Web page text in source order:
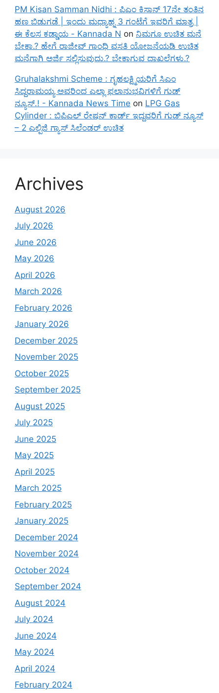
PM Kisan Samman Nidhi : ಪಿಎಂ ಕಿಸಾನ್ 17ನೇ ತಂತಿನ
ಹಣ ಬಿಡುಗಡೆ | ಇಂದು ಮಧ್ಯಾಹ್ನ 3 ಗಂಟೆಗೆ ಇವರಿಗೆ ಮಾತ್ರ |
ಈ ಕೆಲಸ ಕಡ್ಡಾಯ - Kannada N on ನಿಮಗೂ ಉಚಿತ ಮನೆ
ಬೇಕಾ.? ಹೇಗೆ ರಾಜೀವ್ ಗಾಂಧಿ ವಸತಿ ಯೋಜನೆಯಡಿ ಉಚಿತ
ಮನೆಗಾಗಿ ಅರ್ಜಿ ಸಲ್ಲಿಸುವುದು.? ಬೇಕಾಗುವ ದಾಖಲೆಗಳು.?
Gruhalakshmi Scheme : ಗೃಹಲಕ್ಷ್ಮಿಯರಿಗೆ ಸಿಎಂ
ಸಿದ್ದರಾಮಯ್ಯ ಅವರಿಂದ ಎಲ್ಲಾ ಫಲಾನುಭವಿಗಳಿಗೆ ಗುಡ್
ನ್ಯೂಸ್.! - Kannada News Time on LPG Gas
Cylinder : ಬಿಪಿಎಲ್ ರೇಷನ್ ಕಾರ್ಡ್ ಇದ್ದವರಿಗೆ ಗುಡ್ ನ್ಯೂಸ್
– 2 ಎಲ್ಪಿಜಿ ಗ್ಯಾಸ್ ಸಿಲೆಂಡರ್ ಉಚಿತ
Archives
August 2026
July 2026
June 2026
May 2026
April 2026
March 2026
February 2026
January 2026
December 2025
November 2025
October 2025
September 2025
August 2025
July 2025
June 2025
May 2025
April 2025
March 2025
February 2025
January 2025
December 2024
November 2024
October 2024
September 2024
August 2024
July 2024
June 2024
May 2024
April 2024
February 2024